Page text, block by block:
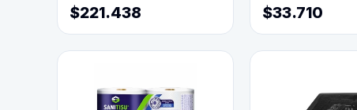
$221.438 $33.710